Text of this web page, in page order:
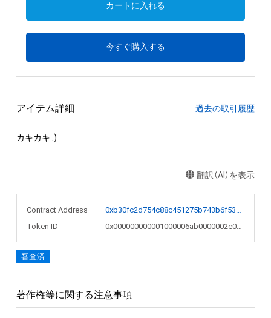
カートに入れる
今すぐ購入する
アイテム詳細 過去の取引履歴
カキカキ :)
翻訳（AI）を表示
Contract Address
Token ID
0x000000000001000006ab0000002e0693
審査済
著作権等に関する注意事項